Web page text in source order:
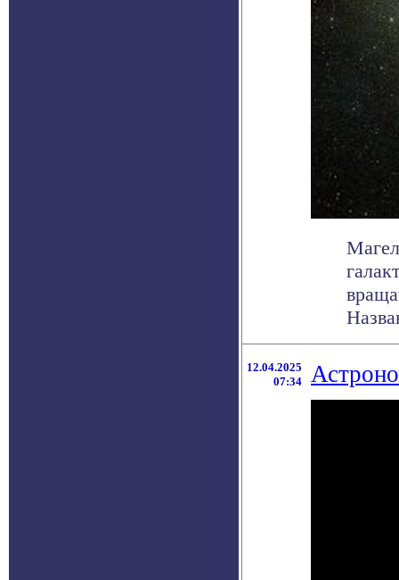
12.04.2025
07:34